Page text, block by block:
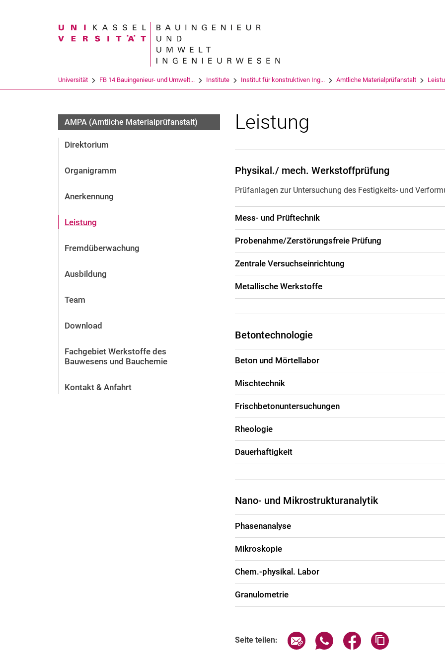
Suchbegriff
Universität FB 14 Bauingenieur- und Umwelt... Institute Institut für konstruktiven Ing... Amtliche Materialprüfanstalt
AMPA (Amtliche Materialprüfanstalt)
Direktorium
Organigramm
Anerkennung
Leistung
Fremdüberwachung
Ausbildung
Team
Download
Fachgebiet Werkstoffe des
Bauwesens und Bauchemie
Kontakt & Anfahrt
Leistung
Phy­si­kal./ mech. Werk­stoff­prü­fung
Prüfanlagen zur Untersuchung des Festigkeits- und
Mess- und Prüftechnik
Probenahme/Zerstörungsfreie Prüfung
Zentrale Versuchseinrichtung
Metallische Werkstoffe
Betontechnologie
Beton und Mörtellabor
Mischtechnik
Frischbetonuntersuchungen
Rheologie
Dauerhaftigkeit
Nano- und Mikrostrukturanalytik
Phasenanalyse
Mikroskopie
Chem.-physikal. Labor
Granulometrie
Seite teilen: Seite über E-Mail teilen
Seite über WhatsApp teilen
Seite über Facebook